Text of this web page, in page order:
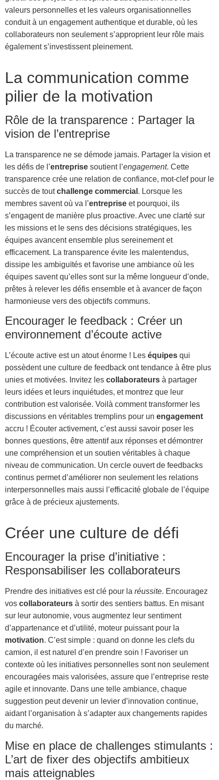
valeurs personnelles et les valeurs organisationnelles
conduit à un engagement authentique et durable, où les
collaborateurs non seulement s’approprient leur rôle mais
également s’investissent pleinement.
La communication comme
pilier de la motivation
Rôle de la transparence : Partager la
vision de l’entreprise
La transparence ne se démode jamais. Partager la vision et
les défis de l’entreprise soutient l’engagement. Cette
transparence crée une relation de confiance, mot-clef pour le
succès de toutchallenge commercial . Lorsque les
membres savent où va l’entreprise et pourquoi, ils
s’engagent de manière plus proactive. Avec une clarté sur
les missions et le sens des décisions stratégiques, les
équipes avancent ensemble plus sereinement et
efficacement. La transparence évite les malentendus,
dissipe les ambiguïtés et favorise une ambiance où les
équipes savent qu’elles sont sur la même longueur d’onde,
prêtes à relever les défis ensemble et à avancer de façon
harmonieuse vers des objectifs communs.
Encourager le feedback : Créer un
environnement d’écoute active
L’écoute active est un atout énorme ! Les équipes qui
possèdent une culture de feedback ont tendance à être plus
unies et motivées. Invitez les collaborateurs à partager
leurs idées et leurs inquiétudes, et montrez que leur
contribution est valorisée. Voilà comment transformer les
discussions en véritables tremplins pour un engagement
accru ! Écouter activement, c’est aussi savoir poser les
bonnes questions, être attentif aux réponses et démontrer
une compréhension et un soutien véritables à chaque
niveau de communication. Un cercle ouvert de feedbacks
continus permet d’améliorer non seulement les relations
interpersonnelles mais aussi l’efficacité globale de l’équipe
grâce à de précieux ajustements.
Créer une culture de défi
Encourager la prise d’initiative :
Responsabiliser les collaborateurs
Prendre des initiatives est clé pour la réussite. Encouragez
vos collaborateurs à sortir des sentiers battus. En misant
sur leur autonomie, vous augmentez leur sentiment
d’appartenance et d’utilité, moteur puissant pour la
motivation. C’est simple : quand on donne les clefs du
camion, il est naturel d’en prendre soin ! Favoriser un
contexte où les initiatives personnelles sont non seulement
encouragées mais valorisées, assure que l’entreprise reste
agile et innovante. Dans une telle ambiance, chaque
suggestion peut devenir un levier d’innovation continue,
aidant l’organisation à s’adapter aux changements rapides
du marché.
Mise en place de challenges stimulants :
L’art de fixer des objectifs ambitieux
mais atteignables